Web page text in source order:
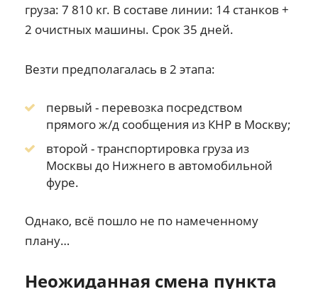
груза: 7 810 кг. В составе линии: 14 станков +
2 очистных машины. Срок 35 дней.
Везти предполагалась в 2 этапа:
первый - перевозка посредством
прямого ж/д сообщения из КНР в Москву;
второй - транспортировка груза из
Москвы до Нижнего в автомобильной
фуре.
Однако, всё пошло не по намеченному
плану…
Неожиданная смена пункта